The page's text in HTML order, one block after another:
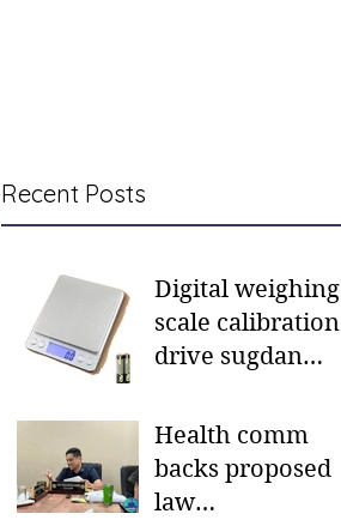
Recent Posts
Digital weighing
scale calibration
drive sugdan
Health comm
backs proposed
law